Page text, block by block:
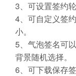
3、可设置签约
4、可自定义签
小。
5、气泡签名可
背景随机选择。
6、可下载保存